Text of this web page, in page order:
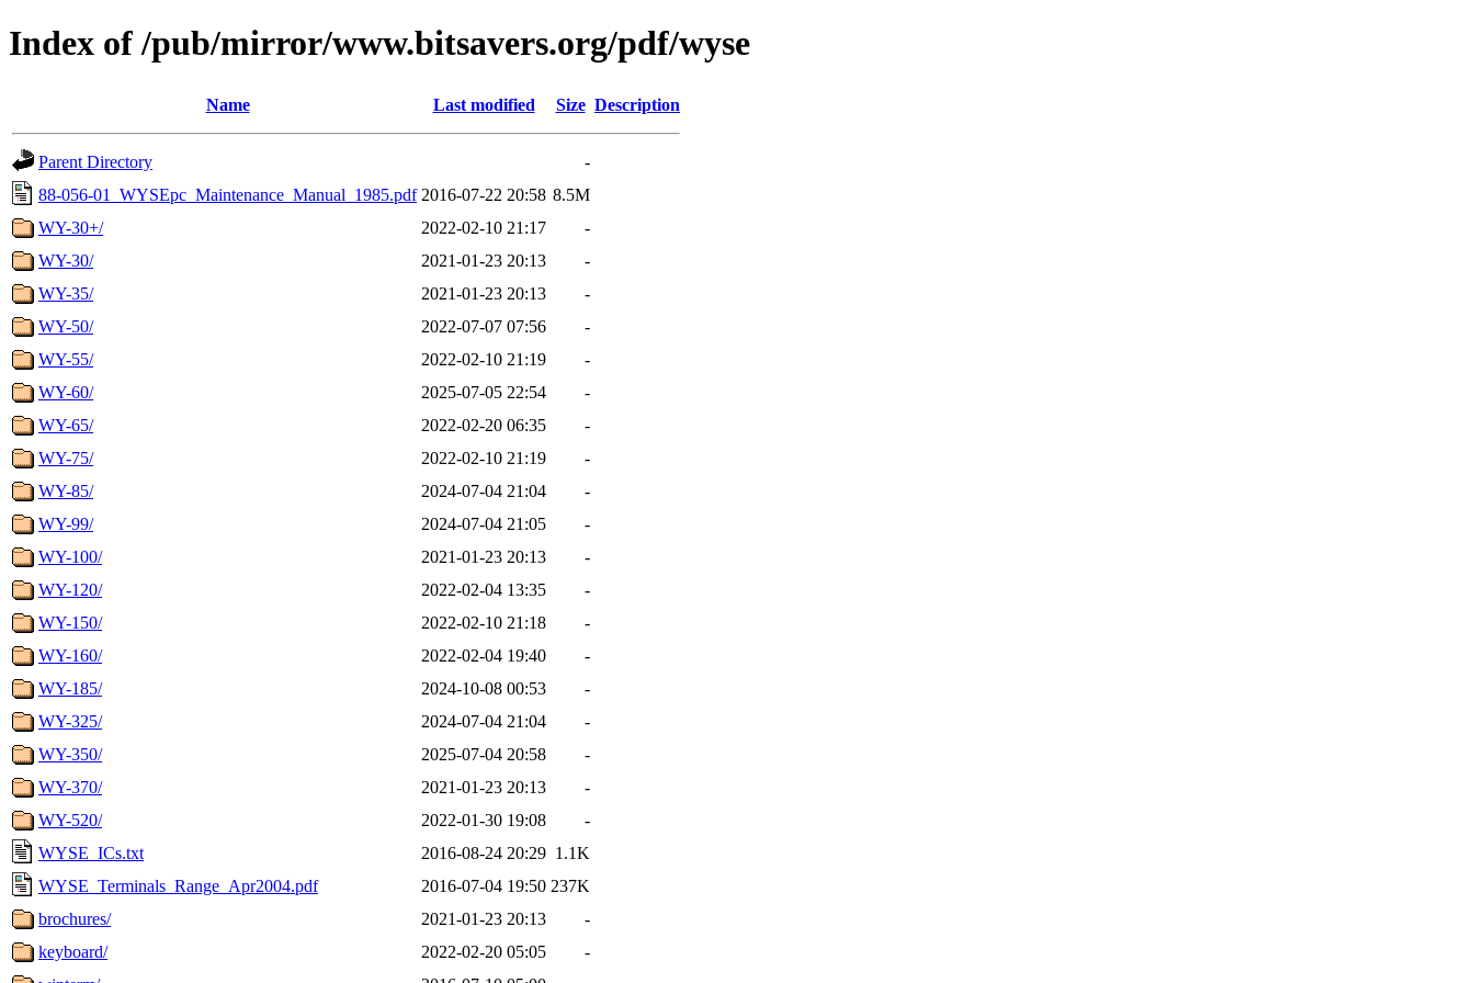
Index of /pub/mirror/www.bitsavers.org/pdf/wyse
Name Last modified Size Description
Parent Directory
-
88-056-01_WYSEpc_Maintenance_Manual_1985.pdf 2016-07-22 20:58 8.5M
WY-30+/
2022-02-10 21:17
-
WY-30/
2021-01-23 20:13
-
WY-35/
2021-01-23 20:13
-
WY-50/
2022-07-07 07:56
-
WY-55/
2022-02-10 21:19
-
WY-60/
2025-07-05 22:54
-
WY-65/
2022-02-20 06:35
-
WY-75/
2022-02-10 21:19
-
WY-85/
2024-07-04 21:04
-
WY-99/
2024-07-04 21:05
-
WY-100/
2021-01-23 20:13
-
WY-120/
2022-02-04 13:35
-
WY-150/
2022-02-10 21:18
-
WY-160/
2022-02-04 19:40
-
WY-185/
2024-10-08 00:53
-
WY-325/
2024-07-04 21:04
-
WY-350/
2025-07-04 20:58
-
WY-370/
2021-01-23 20:13
-
WY-520/
2022-01-30 19:08
-
WYSE_ICs.txt
2016-08-24 20:29 1.1K
WYSE_Terminals_Range_Apr2004.pdf
2016-07-04 19:50 237K
brochures/
2021-01-23 20:13
-
keyboard/
2022-02-20 05:05
-